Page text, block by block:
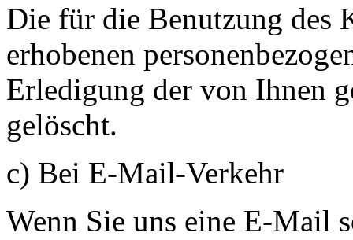
Die für die Benutzung des
erhobenen
Erledigung der von Ihnen
gelöscht.
c) Bei E-Mail-Verkehr
Wenn Sie uns eine E-Mail